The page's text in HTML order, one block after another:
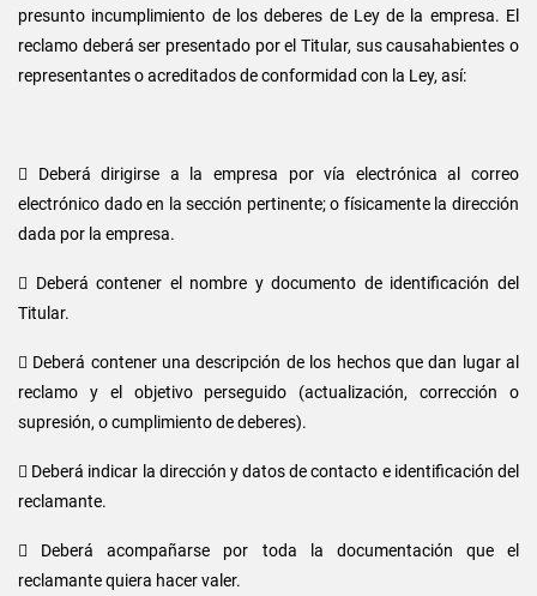
presunto incumplimiento de los deberes de Ley de la empresa. El
reclamo deberá ser presentado por el Titular, sus causahabientes o
representantes o acreditados de conformidad con la Ley, así:
 Deberá dirigirse a la empresa por vía electrónica al correo
electrónico dado en la sección pertinente; o físicamente la dirección
dada por la empresa.
 Deberá contener el nombre y documento de identificación del
Titular.
 Deberá contener una descripción de los hechos que dan lugar al
reclamo y el objetivo perseguido (actualización, corrección o
supresión, o cumplimiento de deberes).
 Deberá indicar la dirección y datos de contacto e identificación del
reclamante.
 Deberá acompañarse por toda la documentación que el
reclamante quiera hacer valer.